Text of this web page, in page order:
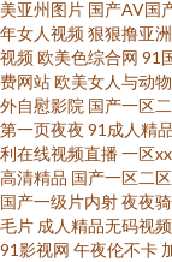
俺去也色洛洛 欧美另
韩激情影院 午夜男
伊人成人999 日韩免
网站 99日爱网址 天天
美亚州图片 国产AV国
年女人视频狠狠撸亚
视频欧美色综合网 91
费网站欧美女人与动
外自慰影院 国产一区
第一页夜夜 91成人精
利在线视频直播一区
高清精品 国产一区二
国产一级片内射夜夜
毛片 成人精品无码视频
91影视网 午夜伦不卡